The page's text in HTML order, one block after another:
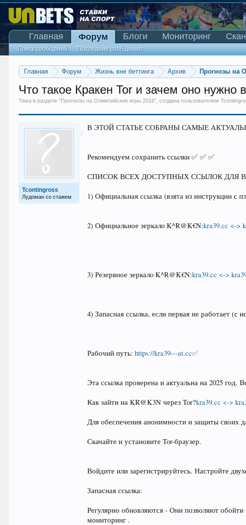
Главная Форум Жизнь вне беттинга Архив Прогнозы на
Что такое Кракен Tor и зачем оно нужно
Тема в разделе "Прогнозы на Олимпийские игры 2016", создана пользователем
Tcontingross
Лудоман со стажем
В ЭТОЙ СТАТЬЕ СОБРАНЫ САМЫЕ
Рекомендуем сохранить ссылки ✅ ✅ ✅
СПИСОК ВСЕХ ДОСТУПНЫХ ССЫЛОК ДЛЯ
1) Официальная ссылка (взята из инструкции с
2) Официальное зеркалo K^R@K€N:kra39.cc <->
3) Резервное зеркалo K^R@K€N:kra39.cc <->
4) Запасная ссылка, если первая не работает (с
Рабочий путь:https://kra39---at.cc✅
Эта ссылка проверена и актуальна на 2025
Как зайти на KR@K3N через Tor?kra39.cc <->
Для обеспечения анонимности и защиты своих
Скачайте и установите Tor-браузер.
Войдите или зарегистрируйтесь. Настройте
Запасная ссылка:
Регулярно обновляются - Они позволяют
мониторинг .
Главная Форум
Поиск сообщений Последние сообщения
Блоги Мониторинг